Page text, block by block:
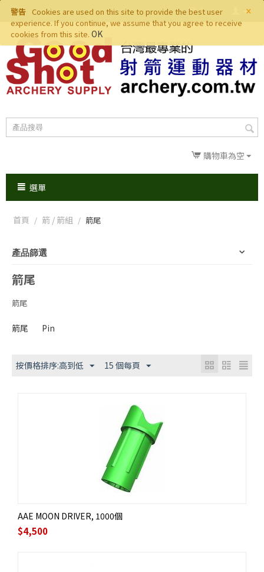
×
警告 Cookies are used on this site to provide the best user
experience. If you continue, we assume that you agree to receive
cookies from this site. OK
購物車為空
選單
首頁 / 箭 / 箭組 / 箭尾
產品篩選
箭尾
箭尾
箭尾 Pin
按價格排序:高到低 15 個每頁
AAE MOON DRIVER, 1000個
$4,500